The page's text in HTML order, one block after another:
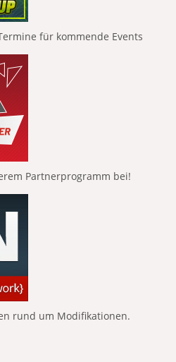
für kommende Events
Partnerprogramm bei!
rund um Modifikationen.